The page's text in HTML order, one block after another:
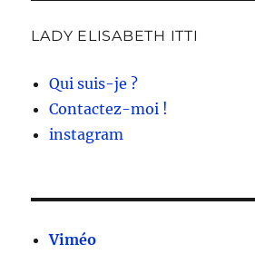
LADY ELISABETH ITTI
Qui suis-je ?
Contactez-moi !
instagram
Viméo